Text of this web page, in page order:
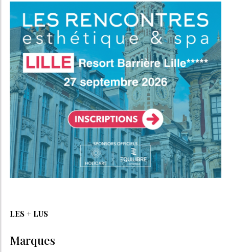
LES + LUS
Marques